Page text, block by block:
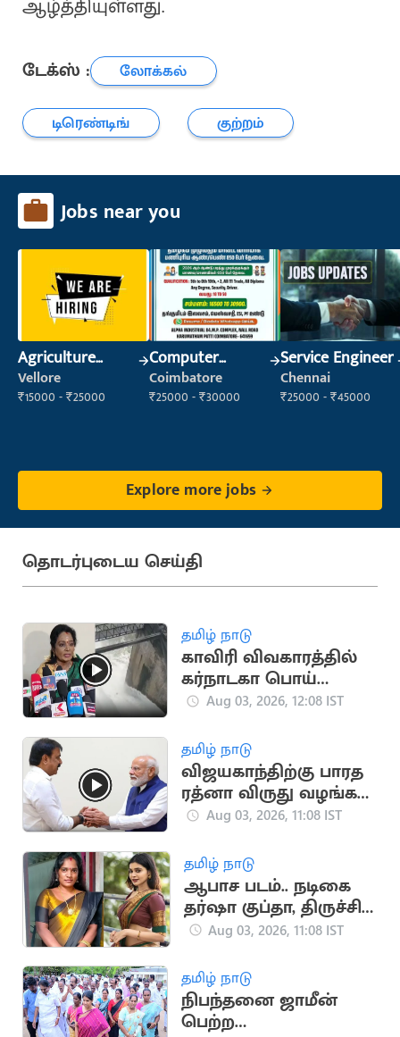
ஆழ்த்தியுள்ளது.
டேக்ஸ் :
லோக்கல்
டிரெண்டிங்
குற்றம்
Jobs near you
Agriculture
Labour
Vellore
₹15000 - ₹25000
Computer
Operator
Coimbatore
₹25000 - ₹30000
Service Engineer
Chennai
₹25000 - ₹45000
Explore more jobs
தொடர்புடைய செய்தி
தமிழ் நாடு
காவிரி விவகாரத்தில்
கர்நாடகா பொய்
சொல்வதை நிறுத்த
Aug 03, 2026, 12:08 IST
தமிழ் நாடு
விஜயகாந்திற்கு பாரத
ரத்னா விருது வழங்க
வேண்டும்..
Aug 03, 2026, 11:08 IST
தமிழ் நாடு
ஆபாச படம்.. நடிகை
தர்ஷா குப்தா, திருச்சி
சாதனா மீது புகார்
Aug 03, 2026, 11:08 IST
தமிழ் நாடு
நிபந்தனை ஜாமீன்
பெற்ற